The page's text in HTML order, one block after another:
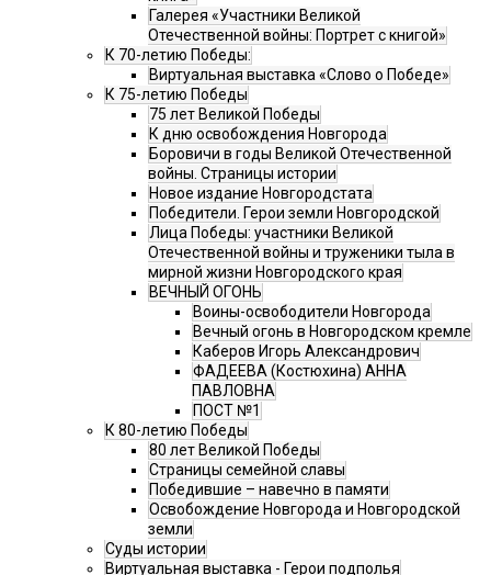
Галерея «Участники Великой
Отечественной войны: Портрет с книгой»
К 70-летию Победы:
Виртуальная выставка «Слово о Победе»
К 75-летию Победы
75 лет Великой Победы
К дню освобождения Новгорода
Боровичи в годы Великой Отечественной
войны. Страницы истории
Новое издание Новгородстата
Победители. Герои земли Новгородской
Лица Победы: участники Великой
Отечественной войны и труженики тыла в
мирной жизни Новгородского края
ВЕЧНЫЙ ОГОНЬ
Воины-освободители Новгорода
Вечный огонь в Новгородском кремле
Каберов Игорь Александрович
ФАДЕЕВА (Костюхина) АННА
ПАВЛОВНА
ПОСТ №1
К 80-летию Победы
80 лет Великой Победы
Страницы семейной славы
Победившие – навечно в памяти
Освобождение Новгорода и Новгородской
земли
Суды истории
Виртуальная выставка - Герои подполья